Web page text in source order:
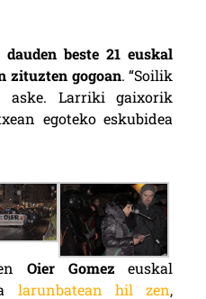
beste 21 euskal
zituzten gogoan. “Soilik
aske. Larriki gaixorik
egoteko eskubidea
Oier Gomez euskal
larunbatean hil zen,